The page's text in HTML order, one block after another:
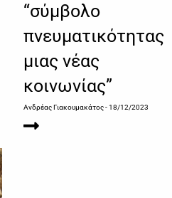
“σύμβολο
πνευματικότητας
μιας νέας
κοινωνίας”
Ανδρέας Γιακουμακάτος- 18/12/2023